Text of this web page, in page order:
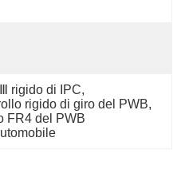
rigido di IPC,
rigido di giro del PWB,
FR4 del PWB